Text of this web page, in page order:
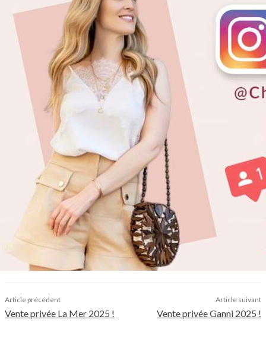
Article précédent
Vente privée La Mer 2025 !
Article suivant
Vente privée Ganni 2025 !